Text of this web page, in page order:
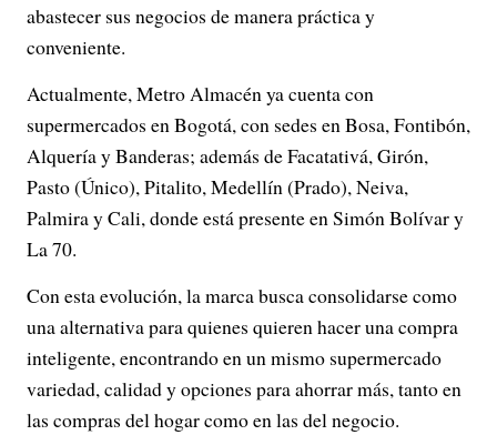
abastecer sus negocios de manera práctica y
conveniente.
Actualmente, Metro Almacén ya cuenta con
supermercados en Bogotá, con sedes en Bosa, Fontibón,
Alquería y Banderas; además de Facatativá, Girón,
Pasto (Único), Pitalito, Medellín (Prado), Neiva,
Palmira y Cali, donde está presente en Simón Bolívar y
La 70.
Con esta evolución, la marca busca consolidarse como
una alternativa para quienes quieren hacer una compra
inteligente, encontrando en un mismo supermercado
variedad, calidad y opciones para ahorrar más, tanto en
las compras del hogar como en las del negocio.